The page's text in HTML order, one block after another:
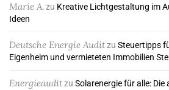
Marie A.zu Kreative Lichtgestaltung im
Ideen
Deutsche Energie Auditzu Steuertipps
Eigenheim und vermieteten Immobilien
Energieauditzu Solarenergie für alle: